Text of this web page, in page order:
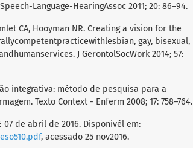
Language-HearingAssoc 2011; 20: 86–94.
CA, Hooyman NR. Creating a vision for the
gay, bisexual,
J GerontolSocWork 2014; 57:
integrativa: método de pesquisa para a
Texto Context - Enferm 2008; 17: 758–764.
07 de abril de 2016. Disponivél em:
, acessado 25 nov2016.